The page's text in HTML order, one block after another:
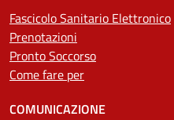
Fascicolo Sanitario Elettronico
Prenotazioni
Pronto Soccorso
Come fare per
COMUNICAZIONE